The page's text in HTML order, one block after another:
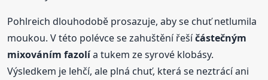
Pohlreich dlouhodobě prosazuje, aby se chuť netlumila
moukou. V této polévce se zahuštění řešíčástečným
mixováním fazolía tukem ze syrové klobásy.
Výsledkem je lehčí, ale plná chuť, která se neztrácí ani